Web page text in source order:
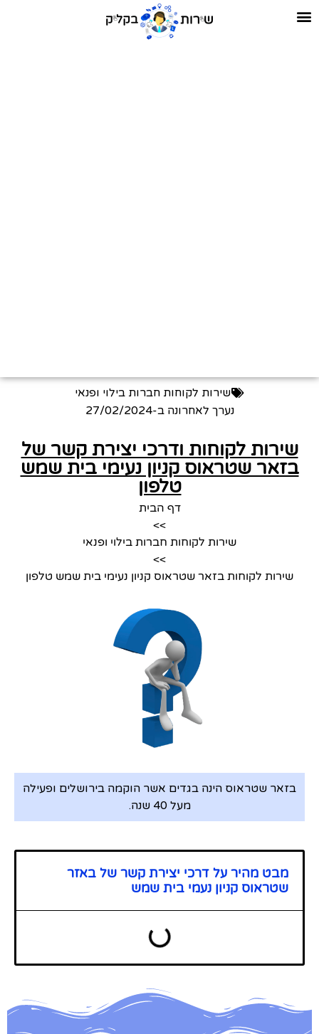
שירות לקוחות חברות בילוי ופנאי
נערך לאחרונה ב-27/02/2024
שירות לקוחות ודרכי יצירת קשר של
בזאר שטראוס קניון נעימי בית שמש
טלפון
דף הבית
>>
שירות לקוחות חברות בילוי ופנאי
>>
שירות לקוחות בזאר שטראוס קניון נעימי בית שמש טלפון
בזאר שטראוס הינה בגדים אשר הוקמה בירושלים ופעילה
מעל 40 שנה.
מבט מהיר על דרכי יצירת קשר של באזר
שטראוס קניון נעמי בית שמש